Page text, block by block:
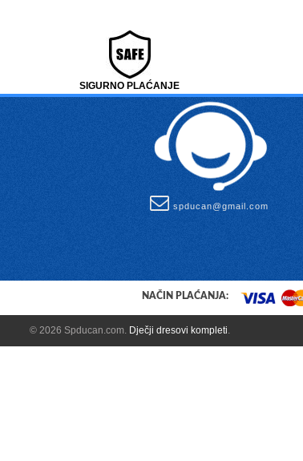
SIGURNO PLAĆANJE
spducan@gmail.com
NAČIN PLAĆANJA:
© 2026 Spducan.com. Dječji dresovi kompleti.